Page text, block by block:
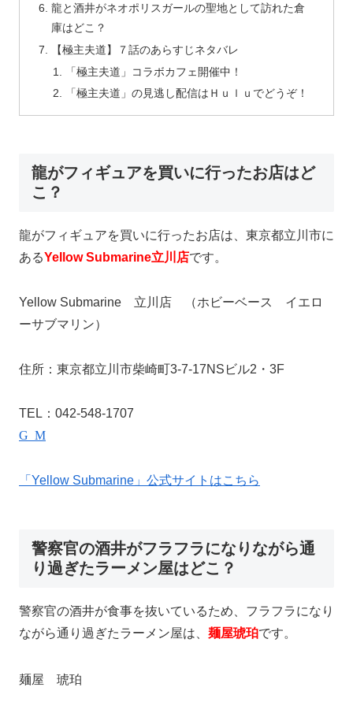
龍と酒井がネオポリスガールの聖地として訪れた倉
庫はどこ？
【極主夫道】７話のあらすじネタバレ
「極主夫道」コラボカフェ開催中！
「極主夫道」の見逃し配信はＨｕｌｕでどうぞ！
龍がフィギュアを買いに行ったお店はど
こ？
龍がフィギュアを買いに行ったお店は、東京都立川市に
あるYellow Submarine立川店です。
Yellow Submarine 立川店 （ホビーベース イエロ
ーサブマリン）
住所：東京都立川市柴崎町3-7-17NSビル2・3F
TEL：042-548-1707
Google Map
「Yellow Submarine」公式サイトはこちら
警察官の酒井がフラフラになりながら通
り過ぎたラーメン屋はどこ？
警察官の酒井が食事を抜いているため、フラフラになり
ながら通り過ぎたラーメン屋は、 麺屋琥珀です。
麺屋 琥珀